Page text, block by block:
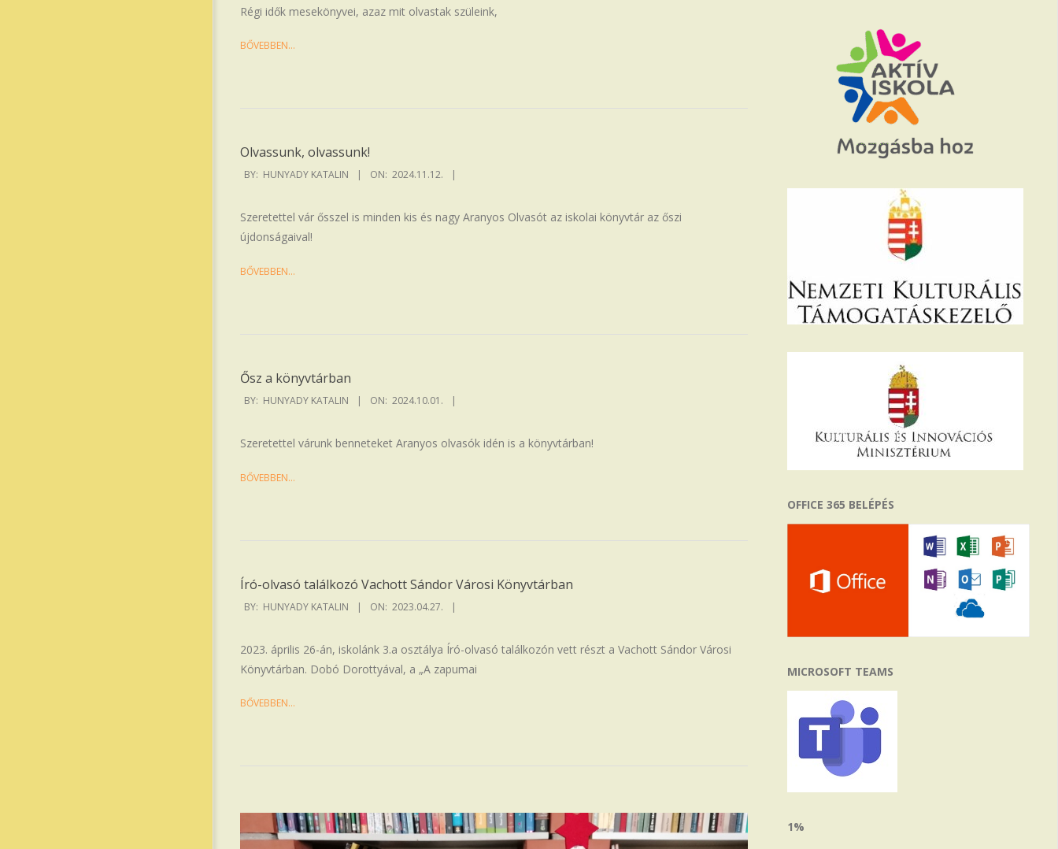
Régi idők mesekönyvei, azaz mit olvastak szüleink,
BŐVEBBEN…
Olvassunk, olvassunk!
2024-
BY: HUNYADY KATALIN ON: 2024.11.12.
Szeretettel vár ősszel is minden kis és nagy Aranyos Olvasót az iskolai könyvtár az őszi
újdonságaival!
BŐVEBBEN…
Ősz a könyvtárban
2024-
BY: HUNYADY KATALIN ON: 2024.10.01.
Szeretettel várunk benneteket Aranyos olvasók idén is a könyvtárban!
BŐVEBBEN…
Író-olvasó találkozó Vachott Sándor Városi Könyvtárban
2023-
BY: HUNYADY KATALIN ON: 2023.04.27.
2023. április 26-án, iskolánk 3.a osztálya Író-olvasó találkozón vett részt a Vachott Sándor Városi
Könyvtárban. Dobó Dorottyával, a „A zapumai
BŐVEBBEN…
OFFICE 365 BELÉPÉS
MICROSOFT TEAMS
1%